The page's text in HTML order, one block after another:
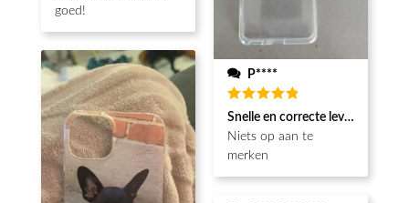
goed!
P****
Beoordeeld
5 van de 5
Snelle en correcte levering
Niets op aan te
merken